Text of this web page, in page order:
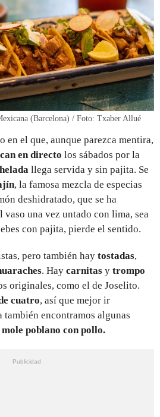
(Barcelona) / Foto: Txaber Allué
en el que, aunque parezca mentira,
en directo los sábados por la
llega servida y sin pajita. Se
, la famosa mezcla de especias
deshidratado, que se ha
vaso una vez untado con lima, sea
con pajita, pierde el sentido.
pero también hay tostadas,
. Hay carnitas y trompo
originales, como el de Joselito.
cuatro, así que mejor ir
también encontramos algunas
mole poblano con pollo.